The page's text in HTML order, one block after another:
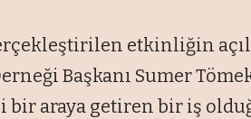
etkinliğin
Başkanı Sumer Tömek
araya getiren bir iş